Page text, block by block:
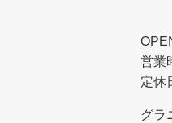
営業
定休
グラ